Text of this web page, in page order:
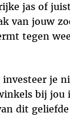
jas of
van jouw
tegen
bij
dit